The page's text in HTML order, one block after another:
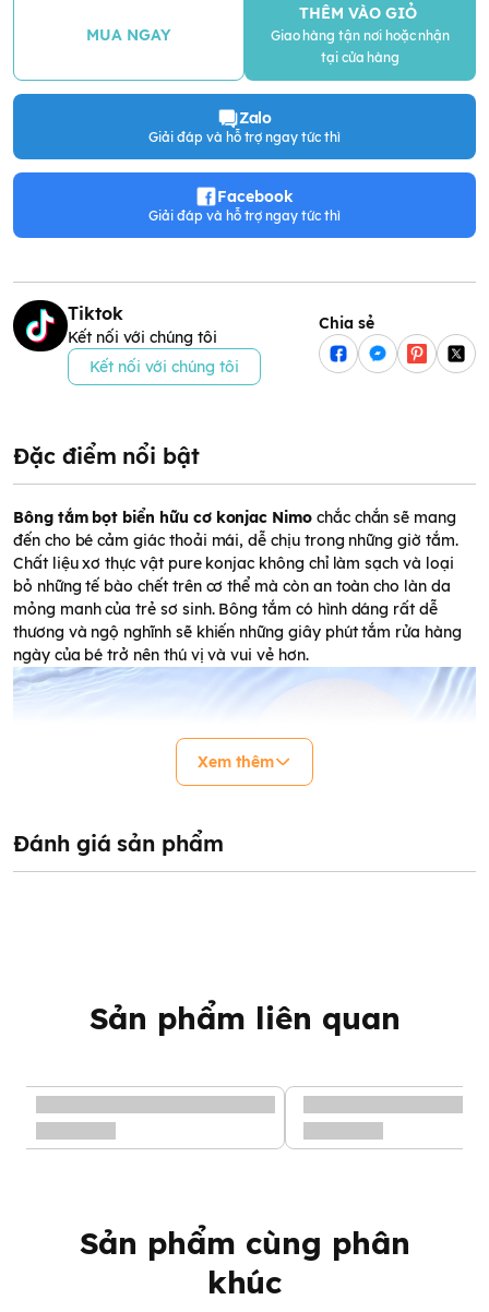
MUA NGAY
THÊM VÀO GIỎ
Giao hàng tận nơi hoặc nhận
tại cửa hàng
Zalo
Giải đáp và hỗ trợ ngay tức thì
Facebook
Giải đáp và hỗ trợ ngay tức thì
Tiktok
Kết nối với chúng tôi
Kết nối với chúng tôi
Chia sẻ
Đặc điểm nổi bật
Bông tắm bọt biển hữu cơ konjac Nimo chắc chắn sẽ mang
đến cho bé cảm giác thoải mái, dễ chịu trong những giờ tắm.
Chất liệu xơ thực vật pure konjac không chỉ làm sạch và loại
bỏ những tế bào chết trên cơ thể mà còn an toàn cho làn da
mỏng manh của trẻ sơ sinh. Bông tắm có hình dáng rất dễ
thương và ngộ nghĩnh sẽ khiến những giây phút tắm rửa hàng
ngày của bé trở nên thú vị và vui vẻ hơn.
Bông tắm bọt biển hữu cơ konjac Nimo
phẩm
Chất liệu an toàn
Bông tắm bọt biển hữu cơ konjac Nimo
liệu hữu cơ từ xơ thực vật pure konjac vô cùng mềm mại và dịu
Xem thêm
Đánh giá sản phẩm
Sản phẩm liên quan
Sản phẩm cùng phân
khúc